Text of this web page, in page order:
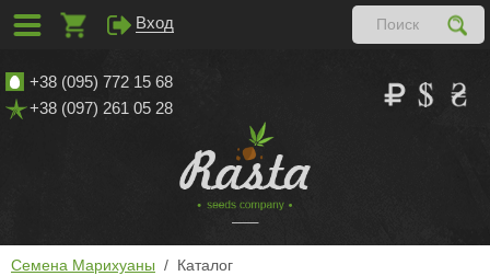
+38 (095) 772 15 68
+38 (097) 261 05 28
Семена Марихуаны Каталог
Вход